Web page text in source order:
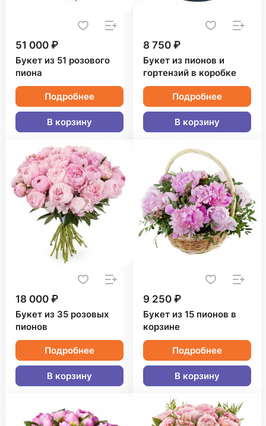
51 000 ₽
Букет из 51 розового
пиона
Подробнее
В корзину
8 750 ₽
Букет из пионов и
гортензий в коробке
Подробнее
В корзину
18 000 ₽
Букет из 35 розовых
пионов
Подробнее
В корзину
9 250 ₽
Букет из 15 пионов в
корзине
Подробнее
В корзину